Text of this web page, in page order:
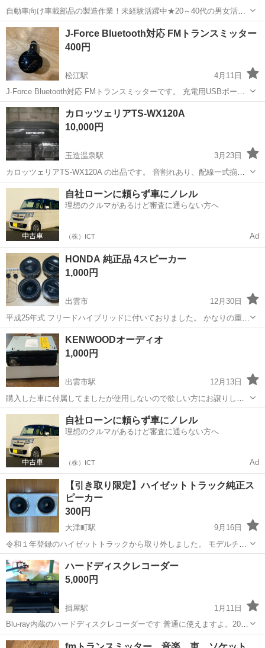
自動車向け車載部品の製造作業！未経験活躍中★20～40代の男女活躍
中！友達同士での応募OK！備品付きワンルーム寮費無料！赴任旅費会
社負担！生活支援物資事前対応可◎格安食堂利用可！年間休日135日
♪《山口県山口市》 人気の工...
山口 山口市
J-Force Bluetooth対応 FMトランスミッター
400円
松江駅
4月11日
J-Force Bluetooth対応 FMトランスミッターです。 充電用USBポート
を備えております。 説明書は紛失していますが複雑な操作は無くイン
ターネットからも取説は引っ張ってこれるかと思います。 カラー···ブ
ラッ...
島根 松江市 カーオーディオ
カロッツェリアTS-WX120A
10,000円
玉造温泉駅
3月23日
カロッツェリアTS-WX120A の出品です。 音割れあり、配線一式揃っ
てます。 N-ONEにて使用しておりました。 中古品の為ノークレー
ム、ノーリターン、ノーキャンセルでお願いいたします。 引き取り限
定でお願いいたします。
島根 松江市 玉造温泉駅 カーオーディオ
カロッツェリア
自社ローンに頼らず車にノレル
理想のクルマがあるけど審査に通らない方へ
（株）ICT Ad
HONDA 純正品 4スピーカー
1,000円
出雲市
12月30日
平成25年式 フリードハイブリッドに付いておりました。 かなりの重低
音が出て、クリアーでいい音です。 17センチかと思います。 おまけと
してメーカー不明のツイーターをお付けします。 取り外すまで正常に
作動しておりましたが、機...
島根 出雲市
KENWOODオーディオ
1,000円
出雲市駅
12月13日
購入した車に付属してましたが使用しないので欲しい方にお譲りしま
す 動作は正常に作動してました。
島根 出雲市 出雲市駅 カーオーディオ
自社ローンに頼らず車にノレル
理想のクルマがあるけど審査に通らない方へ
（株）ICT Ad
【引き取り限定】ハイゼットトラック純正ス
ピーカー
300円
大津町駅
9月16日
令和１年登録のハイゼットトラックから取り外しました。 モデルチェ
ンジ前の型なら取り付け出来ます。 引き取り限定です。
島根 出雲市 大津町駅 カーオーディオ
ハードディスクレコーダー
5,000円
揖屋駅
1月11日
Blu-ray内蔵のハードディスクレコーダーです 普通に使えますよ。2010
製ですリモコン取説あります 値下げ交渉はお受け致しかねます。 宜し
島根 安来市 揖屋駅 カーオーディオ